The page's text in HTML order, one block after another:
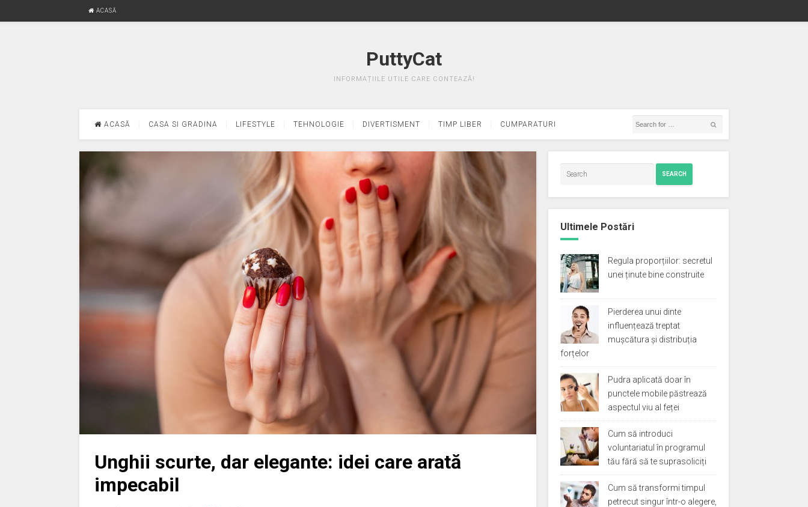
ACASĂ
PuttyCat
INFORMAȚIILE UTILE CARE CONTEAZĂ!
ACASĂ CASA SI GRADINA LIFESTYLE TEHNOLOGIE DIVERTISMENT TIMP LIBER CUMPARATURI
Unghii scurte, dar elegante: idei care arată
impecabil
SEARCH
Ultimele Postări
Regula proporțiilor: secretul
unei ținute bine construite
Pierderea unui dinte
influențează treptat
mușcătura și distribuția
forțelor
Pudra aplicată doar în
punctele mobile păstrează
aspectul viu al feței
Cum să introduci
voluntariatul în programul
tău fără să te suprasoliciți
Cum să transformi timpul
petrecut singur într-o alegere,